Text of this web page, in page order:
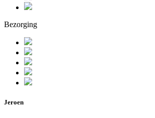
Bezorging
Jeroen